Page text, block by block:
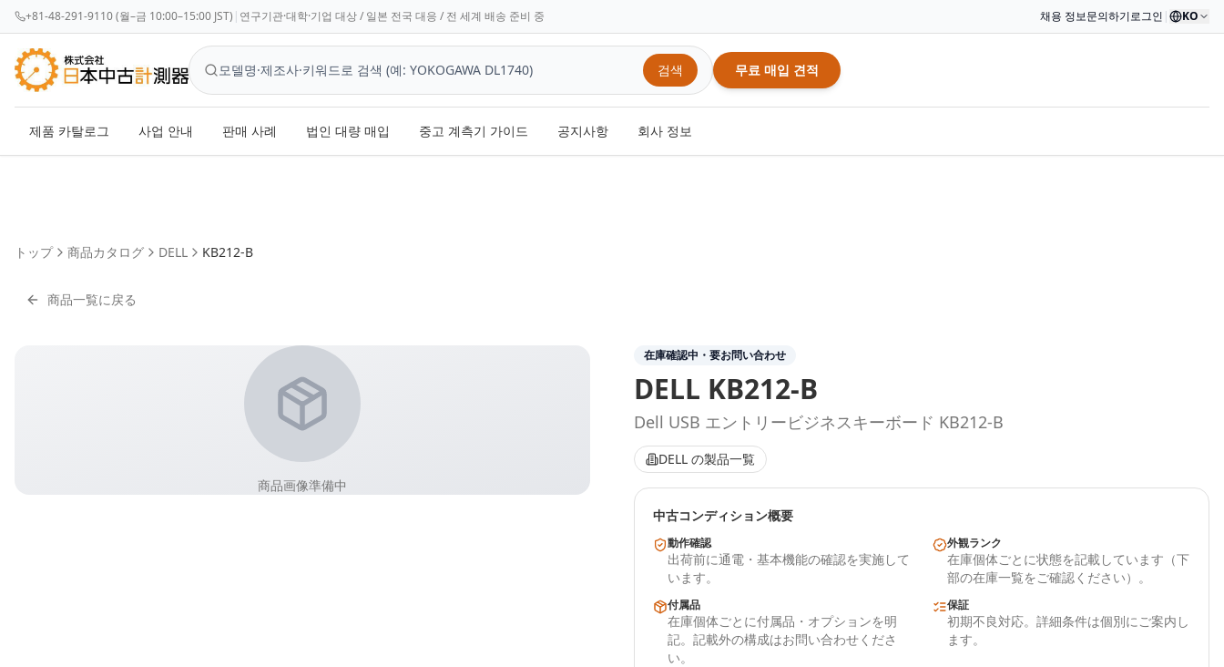
+81-48-291-9110 (월–금 10:00–15:00 JST) | 연구기관·대학·기업 대상 / 일본 전국 대응 / 전 세계 배송 준비 중 채용 정보문의하기로그인 | KO
검색 무료 매입 견적
제품 카탈로그 사업 안내 판매 사례 법인 대량 매입 중고 계측기 가이드 공지사항 회사 정보
トップ 商品カタログ DELL KB212-B
商品一覧に戻る
商品画像準備中
在庫確認中・要お問い合わせ
DELL KB212-B
Dell USB エントリービジネスキーボード KB212-B
DELL の製品一覧
中古コンディション概要
動作確認
出荷前に通電・基本機能の確認を実施して
います。
外観ランク
在庫個体ごとに状態を記載しています（下
部の在庫一覧をご確認ください）。
付属品
在庫個体ごとに付属品・オプションを明
記。記載外の構成はお問い合わせくださ
い。
保証
初期不良対応。詳細条件は個別にご案内し
ます。